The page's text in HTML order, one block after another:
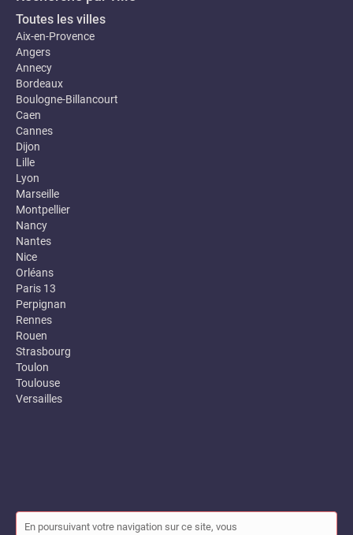
Toutes les villes
Aix-en-Provence
Angers
Annecy
Bordeaux
Boulogne-Billancourt
Caen
Cannes
Dijon
Lille
Lyon
Marseille
Montpellier
Nancy
Nantes
Nice
Orléans
Paris 13
Perpignan
Rennes
Rouen
Strasbourg
Toulon
Toulouse
Versailles
En poursuivant votre navigation sur ce site, vous